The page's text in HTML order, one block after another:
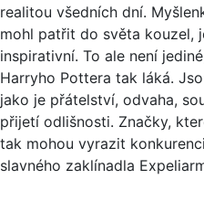
realitou všedních dní.
mohl patřit do světa kouzel,
inspirativní. To ale není
Harryho Pottera tak láká.
jako je přátelství, odvaha,
přijetí odlišnosti. Značky,
tak mohou vyrazit
slavného zaklínadla